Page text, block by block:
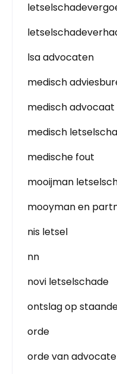
lsa advocaten
medisch
medisch advocaat
medisch
medische fout
mooijman
mooyman en
nis letsel
nn
novi letselschade
ontslag op
orde
orde van